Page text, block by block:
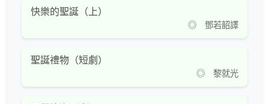
快樂的聖誕（上）
◎ 鄧若韶譯
聖誕禮物（短劇）
◎ 黎就光